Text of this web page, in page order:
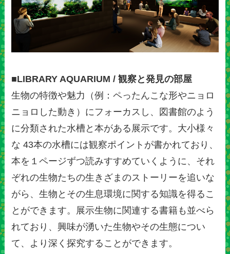
■LIBRARY AQUARIUM / 観察と発見の部屋
生物の特徴や魅力（例：ペったんこな形やニョロ
ニョロした動き）にフォーカスし、図書館のよう
に分類された水槽と本がある展示です。大小様々
な 43本の水槽には観察ポイントが書かれており、
本を１ページずつ読みすすめていくように、それ
ぞれの生物たちの生きざまのストーリーを追いな
がら、生物とその生息環境に関する知識を得るこ
とができます。展示生物に関連する書籍も並べら
れており、興味が湧いた生物やその生態につい
て、より深く探究することができます。